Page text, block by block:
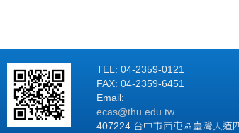
TEL: 04-2359-0121
FAX: 04-2359-6451
Email:
ecas@thu.edu.tw
407224 台中市西屯區臺灣大道